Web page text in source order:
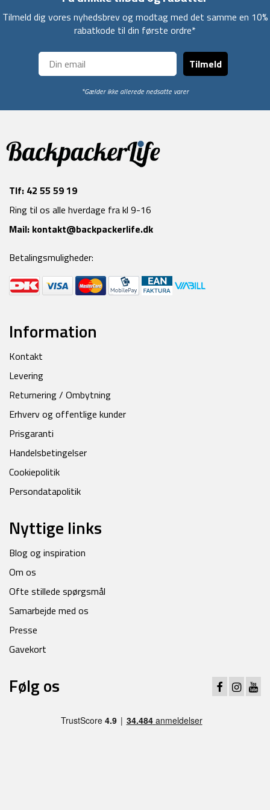
Tilmeld dig vores nyhedsbrev og modtag med det samme en 10%
rabatkode til din første ordre*
Tilmeld
*Gælder ikke allerede nedsatte varer
Tlf: 42 55 59 19
Ring til os alle hverdage fra kl 9-16
Mail: kontakt@backpackerlife.dk
Betalingsmuligheder:
Information
Kontakt
Levering
Returnering / Ombytning
Erhverv og offentlige kunder
Prisgaranti
Handelsbetingelser
Cookiepolitik
Persondatapolitik
Nyttige links
Blog og inspiration
Om os
Ofte stillede spørgsmål
Samarbejde med os
Presse
Gavekort
Følg os